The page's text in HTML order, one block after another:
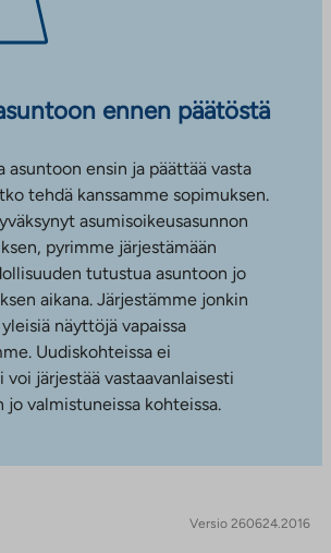
ennen päätöstä
asuntoon ensin ja päättää vasta
tehdä kanssamme sopimuksen.
asumisoikeusasunnon
pyrimme järjestämään
tutustua asuntoon jo
aikana. Järjestämme jonkin
näyttöjä vapaissa
Uudiskohteissa ei
järjestää vastaavanlaisesti
jo valmistuneissa kohteissa.
Versio 260624.2016